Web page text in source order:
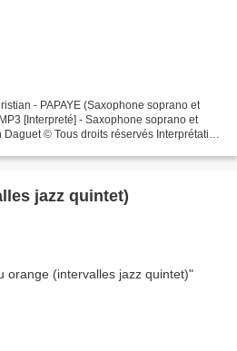
- PAPAYE (Saxophone soprano et
[Interpreté] - Saxophone soprano et
© Tous droits réservés Interprétation
jazz quintet)